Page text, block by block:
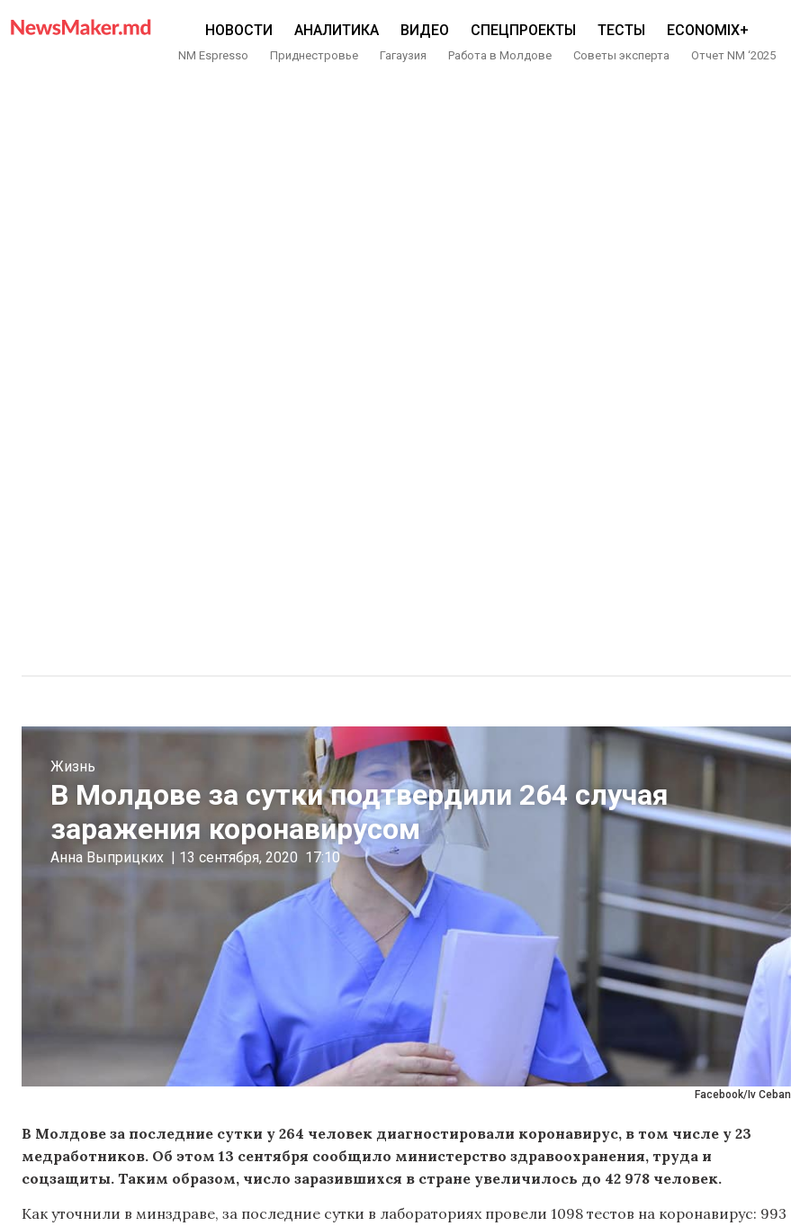
НОВОСТИ АНАЛИТИКА ВИДЕО СПЕЦПРОЕКТЫ ТЕСТЫ ECONOMIX+
NM Espresso Приднестровье Гагаузия Работа в Молдове Советы эксперта Отчет NM ‘2025
Facebook/Iv Ceban
Жизнь
В Молдове за сутки подтвердили 264 случая
заражения коронавирусом
Анна Выприцких | 13 сентября, 2020 17:10
В Молдове за последние сутки у 264 человек диагностировали коронавирус, в том числе у 23
медработников. Об этом 13 сентября сообщило министерство здравоохранения, труда и
соцзащиты. Таким образом, число заразившихся в стране увеличилось до 42 978 человек.
Как уточнили в минздраве, за последние сутки в лабораториях провели 1098 тестов на коронавирус: 993